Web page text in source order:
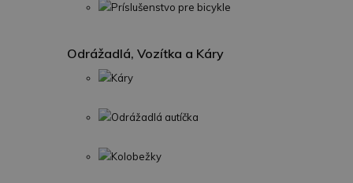
Príslušenstvo pre bicykle
Odrážadlá, Vozítka a Káry
Káry
Odrážadlá autíčka
Kolobežky